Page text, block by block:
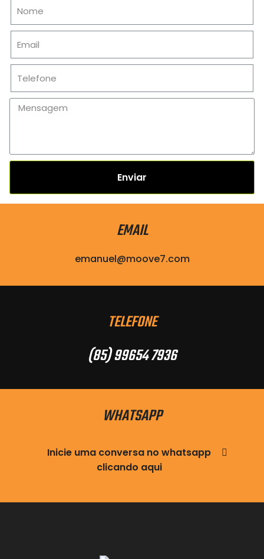
Enviar
EMAIL
emanuel@moove7.com
TELEFONE
(85) 99654 7936
WHATSAPP
Inicie uma conversa no whatsapp
clicando aqui